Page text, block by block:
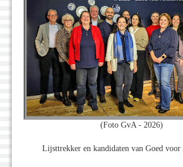
(Foto GvA - 2026)
Lijsttrekker en kandidaten van Goed voor